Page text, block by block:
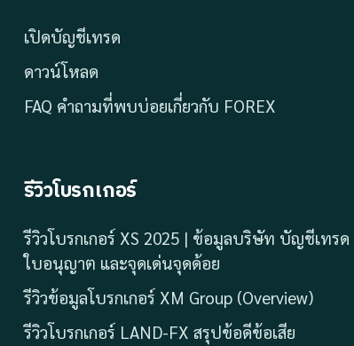
เปิดบัญชีเทรด
ดาวน์โหลด
FAQ คำถามที่พบบ่อยเกี่ยวกับ FOREX
รีวิวโบรกเกอร์
รีวิวโบรกเกอร์ XS 2025 | ข้อมูลบริษัท บัญชีเทรด
ใบอนุญาต และจุดเด่นจุดด้อย
รีวิวข้อมูลโบรกเกอร์ XM Group (Overview)
รีวิวโบรกเกอร์ LAND-FX สรุปข้อดีข้อเสีย